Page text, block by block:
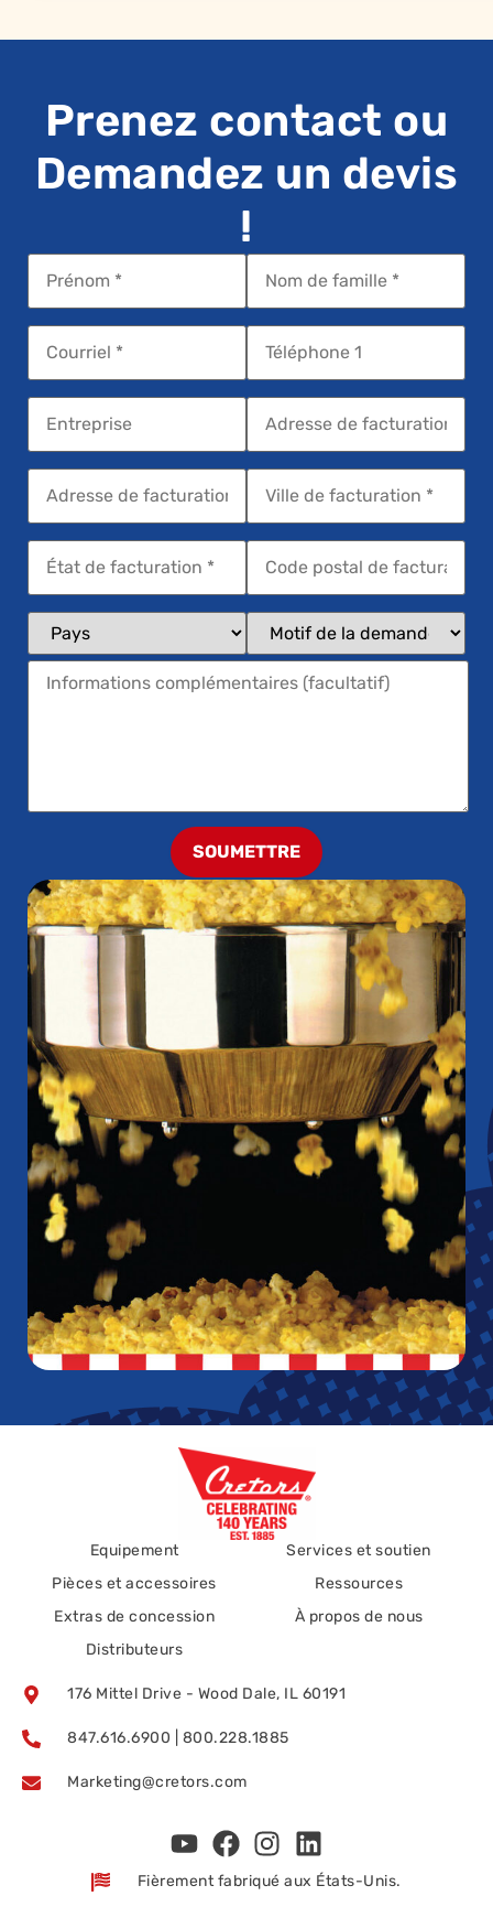
Prenez contact ou
Demandez un devis
!
SOUMETTRE
Equipement
Pièces et accessoires
Extras de concession
Distributeurs
Services et soutien
Ressources
À propos de nous
176 Mittel Drive - Wood Dale, IL 60191
847.616.6900 | 800.228.1885
Marketing@cretors.com
Fièrement fabriqué aux États-Unis.